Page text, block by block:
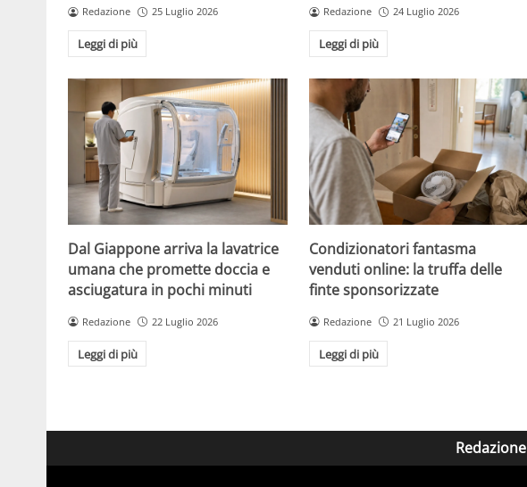
Redazione 25 Luglio 2026
Leggi di più
Redazione 24 Luglio 2026
Leggi di più
Dal Giappone arriva la lavatrice
umana che promette doccia e
asciugatura in pochi minuti
Redazione 22 Luglio 2026
Leggi di più
Condizionatori fantasma
venduti online: la truffa delle
finte sponsorizzate
Redazione 21 Luglio 2026
Leggi di più
Redazione